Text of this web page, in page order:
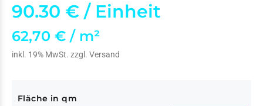
90.30 € / Einheit
62,70 € / m²
inkl. 19% MwSt. zzgl. Versand
Fläche in qm